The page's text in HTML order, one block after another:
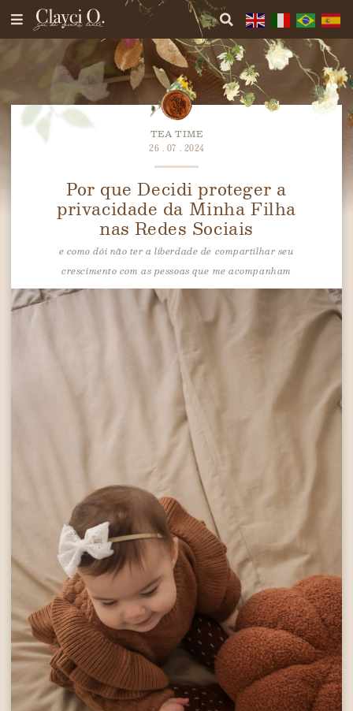
TEA TIME
26 . 07 . 2024
Por que Decidi proteger a
privacidade da Minha Filha
nas Redes Sociais
e como dói não ter a liberdade de compartilhar seu
crescimento com as pessoas que me acompanham